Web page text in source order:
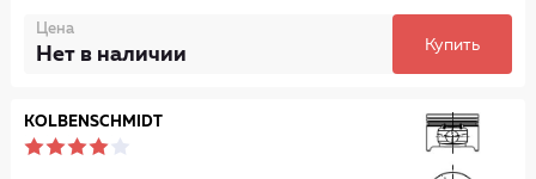
Цена
Нет в наличии Купить
KOLBENSCHMIDT